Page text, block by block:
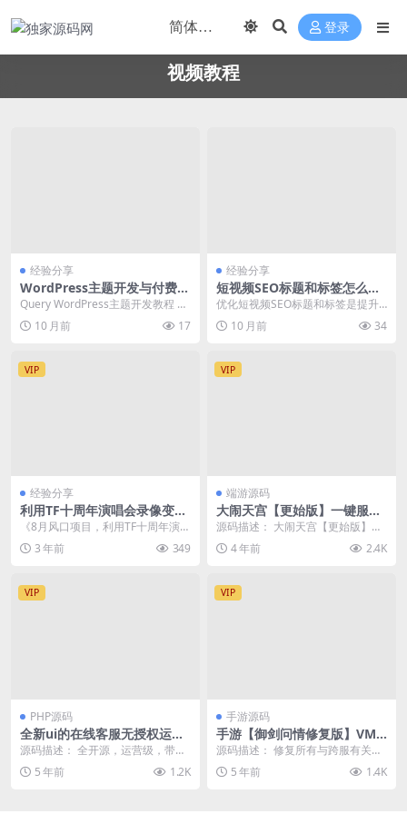
登录
视频教程
经验分享
WordPress主题开发与付费主
题之间的关系
Query WordPress主题开发教程 如
何开发付费Wordpress主题 ...
10 月前 17
经验分享
短视频SEO标题和标签怎么优
化
优化短视频SEO标题和标签是提升
内容曝光和用户触达的关键环节。
以下是基于当前技术...
10 月前 34
VIP
经验分享
利用TF十周年演唱会录像变现
+录像，日入1000+，简单无脑
操作
《8月风口项目，利用TF十周年演唱
会录像变现，简单无脑操作》，TF
BOYS十周年...
3 年前 349
VIP
端游源码
大闹天宫【更始版】一键服务
端+运营后台+充值功能站+GM
模式+微端+配置解包打包工具
+视频教程
源码描述： 大闹天宫【更始版】一
键服务端+运营后台+充值功能站+G
M模式+微端+...
4 年前 2.4K
VIP
PHP源码
全新ui的在线客服无授权运营
级+视频教程
源码描述： 全开源，运营级，带非
常完整的文本、视频教程，萌新也
可以部署属于自己的...
5 年前 1.2K
VIP
手游源码
手游【御剑问情修复版】VM
一键端+授权后台+视频教程附
带外网教程
源码描述： 修复所有与跨服有关内
容 跨服BOSS 跨服六界活动 跨服挖
矿等等所有...
5 年前 1.4K